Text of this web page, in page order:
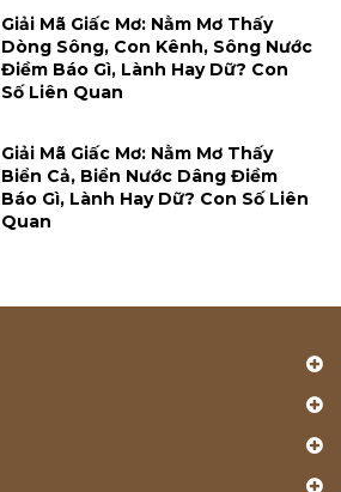
Giải Mã Giấc Mơ: Nằm Mơ Thấy
Dòng Sông, Con Kênh, Sông Nước
Điềm Báo Gì, Lành Hay Dữ? Con
Số Liên Quan
Giải Mã Giấc Mơ: Nằm Mơ Thấy
Biển Cả, Biển Nước Dâng Điềm
Báo Gì, Lành Hay Dữ? Con Số Liên
Quan